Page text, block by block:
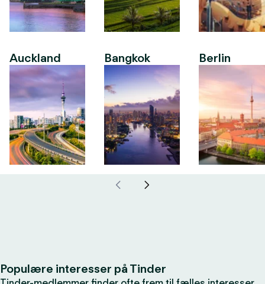
Auckland Bangkok Berlin
Populære interesser på Tinder